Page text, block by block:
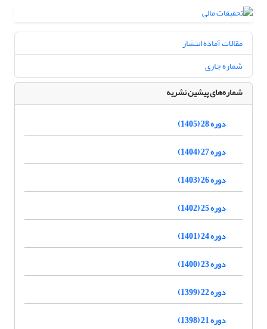
مقالات آماده انتشار
شماره جاری
شماره‌های پیشین نشریه
دوره 28 (1405)
دوره 27 (1404)
دوره 26 (1403)
دوره 25 (1402)
دوره 24 (1401)
دوره 23 (1400)
دوره 22 (1399)
دوره 21 (1398)